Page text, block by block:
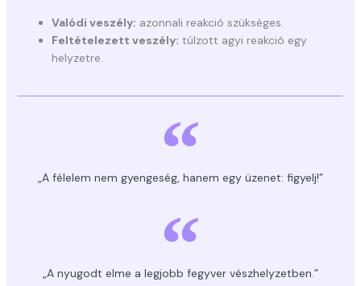
Valódi veszély: azonnali reakció szükséges.
Feltételezett veszély: túlzott agyi reakció egy
helyzetre.
„A félelem nem gyengeség, hanem egy üzenet: figyelj!”
„A nyugodt elme a legjobb fegyver vészhelyzetben.”